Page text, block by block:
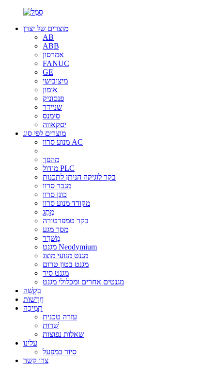
מוצרים של יצרן
AB
ABB
אמרסון
FANUC
GE
מיצובישי
אומון
פנסוניק
שניידר
סימנס
יסקאווה
מוצרים לפי סוג
מנוע סרוו AC
מהפך
מודול PLC
בקר לוגיקה הניתן לתכנות
מגבר סרוו
כונן סרוו
מקודד מנוע סרוו
מֶתֶג
בקר טמפרטורה
מסך מגע
מַשׁדֵר
מגנט Neodymium
מגנט מנועי מוצג
מגנט בטון טרום
מגנט סיר
מגנטים אחרים ומכלולי מגנט
בַּקָשָׁה
חֲדָשׁוֹת
תְמִיכָה
עזרה טכנית
שֵׁרוּת
שאלות נפוצות
עלינו
סיור במפעל
צרו קשר